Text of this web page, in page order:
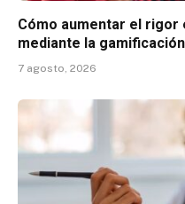
Cómo aumentar el rigor
mediante la gamificación
7 agosto, 2026